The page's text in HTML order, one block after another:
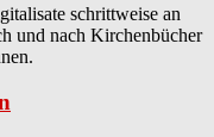
schrittweise an
und nach Kirchenbücher